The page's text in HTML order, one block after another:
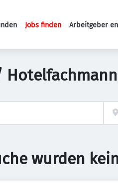
Haupt-
Jobs finden Arbeitgeber
wurden